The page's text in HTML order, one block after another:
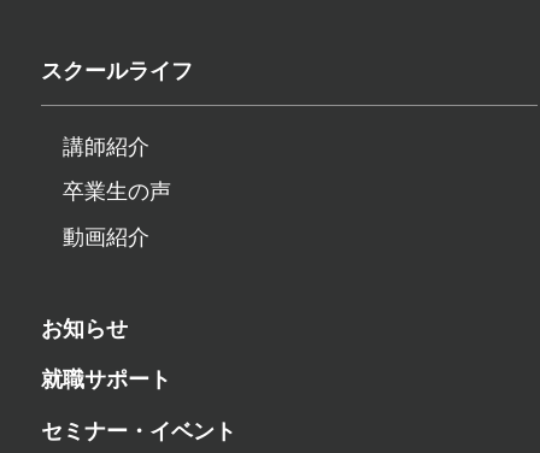
スクールライフ
講師紹介
卒業生の声
動画紹介
お知らせ
就職サポート
セミナー・イベント